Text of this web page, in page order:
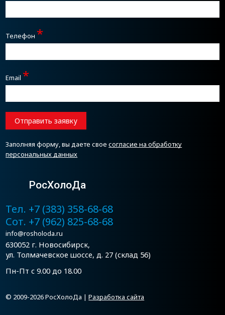
Телефон *
Email *
Отправить заявку
Заполняя форму, вы даете своесогласие на обработку
персональных данных
РосХолоДа
Тел. +7 (383) 358-68-68
Сот. +7 (962) 825-68-68
info@rosholoda.ru
630052 г. Новосибирск,
ул. Толмачевское шоссе, д. 27 (склад 56)
Пн-Пт с 9.00 до 18.00
© 2009-2026 РосХолоДа |Разработка сайта